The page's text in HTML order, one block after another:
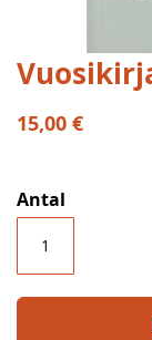
Hoppa
till
början
av
15,00 €
Antal